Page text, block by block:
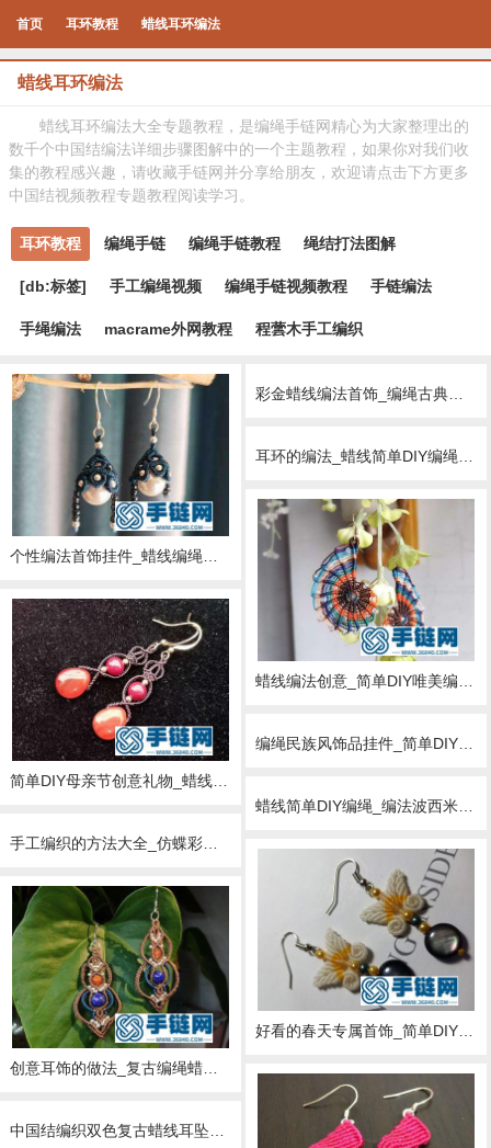
首页 耳环教程 蜡线耳环编法
蜡线耳环编法
蜡线耳环编法大全专题教程，是编绳手链网精心为大家整理出的
数千个中国结编法详细步骤图解中的一个主题教程，如果你对我们收
集的教程感兴趣，请收藏手链网并分享给朋友，欢迎请点击下方更多
中国结视频教程专题教程阅读学习。
耳环教程 编绳手链 编绳手链教程 绳结打法图解
[db:标签] 手工编绳视频 编绳手链视频教程 手链编法
手绳编法 macrame外网教程 程蕓木手工编织
彩金蜡线编法首饰_编绳古典双喜耳环的简单DIY教学
简单DIY母亲节创意礼物_蜡线编绳玛瑙朱砂耳环编法详解
编绳民族风饰品挂件_简单DIY好看的渐变色蜡线耳环
蜡线简单DIY编绳_编法波西米亚耳环图解
手工编织的方法大全_仿蝶彩金蜡线耳环编法图解
好看的春天专属首饰_简单DIY编绳扁蜡线蝴蝶耳坠
创意耳饰的做法_复古编绳蜡线耳坠图解